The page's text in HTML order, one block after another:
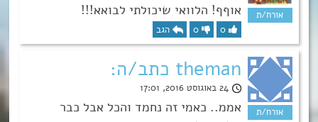
אוףף! הלוואי שיכולתי לבואא!!!
0
0 הגב
theman כתב/ה:
24 באוגוסט 2016, 17:01
אממ.. כאמי זה נחמד והכל אבל כבר